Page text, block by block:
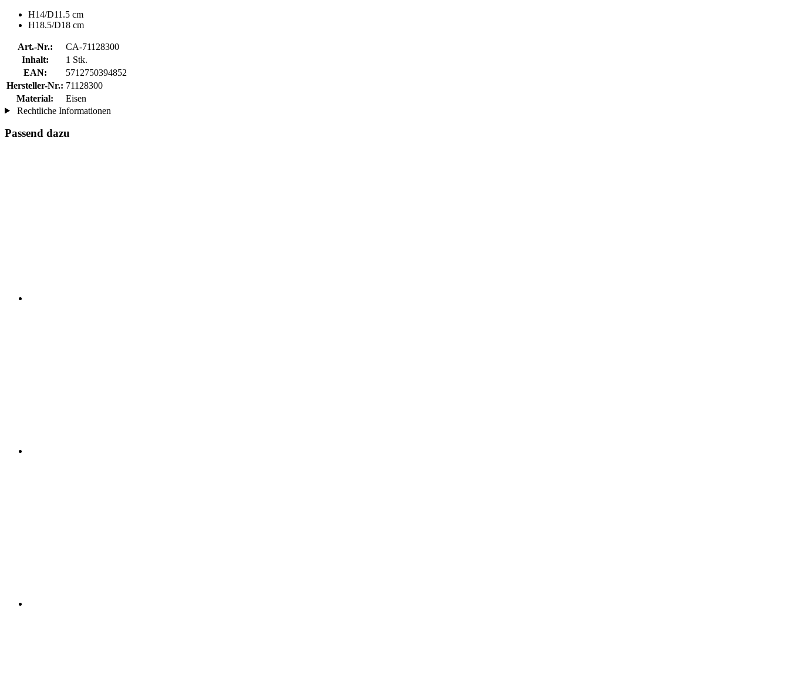
H14/D11.5 cm
H18.5/D18 cm
Art.-Nr.:
CA-71128300
Inhalt:
1 Stk.
EAN:
5712750394852
Hersteller-Nr.: 71128300
Material:
Eisen
Rechtliche Informationen
Passend dazu